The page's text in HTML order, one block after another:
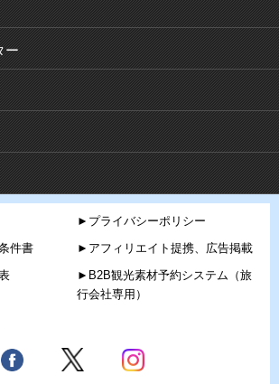
ー
件書
►プライバシーポリシー
►アフィリエイト提携、広告掲載
►B2B観光素材予約システム（旅
行会社専用）